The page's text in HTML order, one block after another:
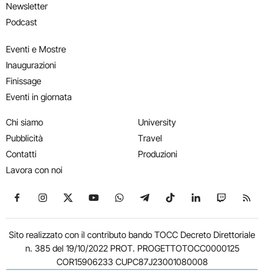
Newsletter
Podcast
Eventi e Mostre
Inaugurazioni
Finissage
Eventi in giornata
Chi siamo
Pubblicità
Contatti
Lavora con noi
University
Travel
Produzioni
Seguici su Facebook
Seguici su Instagram
Seguici su X
Seguici su YouTube
Seguici su WhatsApp
Seguici su Telegram
Seguici su TikTok
Seguici su
Seguici
Sito realizzato con il contributo bando TOCC Decreto Direttoriale
n. 385 del 19/10/2022 PROT. PROGETTOTOCC0000125
COR15906233 CUPC87J23001080008